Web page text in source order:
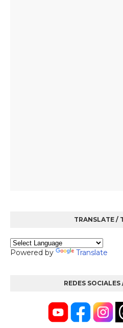
TRANSLATE /
Powered by Translate
REDES